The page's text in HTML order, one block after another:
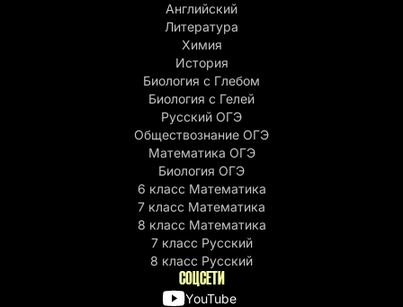
Английский
Литература
Химия
История
Биология с Глебом
Биология с Гелей
Русский ОГЭ
Обществознание ОГЭ
Математика ОГЭ
Биология ОГЭ
6 класс Математика
7 класс Математика
8 класс Математика
7 класс Русский
8 класс Русский
СОЦСЕТИ
YouTube